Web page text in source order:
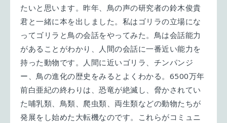
たいと思います。昨年、鳥の声の研究者の鈴木俊貴
君と一緒に本を出しました。私はゴリラの立場にな
ってゴリラと鳥の会話をやってみた。鳥は会話能力
があることがわかり、人間の会話に一番近い能力を
持った動物です。人間に近いゴリラ、チンパンジ
ー、鳥の進化の歴史をみるとよくわかる。6500万年
前白亜紀の終わりは、恐竜が絶滅し、脅かされてい
た哺乳類、鳥類、爬虫類、両生類などの動物たちが
発展をし始めた大転機なのです。これらがコミュニ